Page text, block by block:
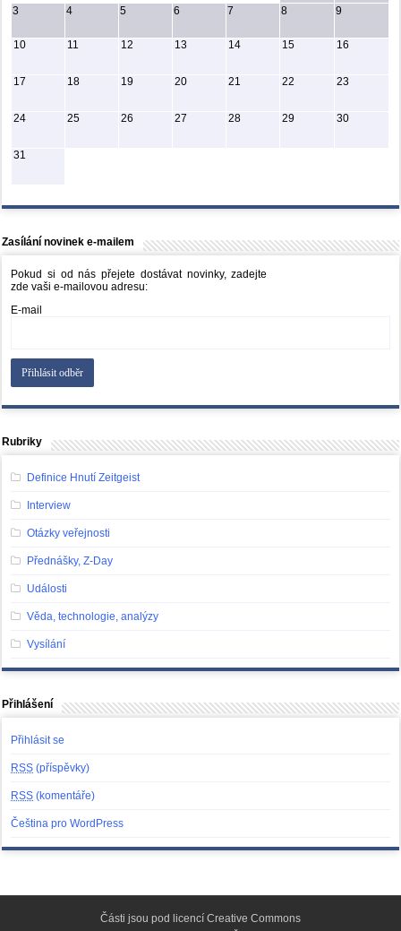
3 4 5 6 7 8 9
10 11 12 13 14 15 16
17 18 19 20 21 22 23
24 25 26 27 28 29 30
31
Zasílání novinek e-mailem
Pokud si od nás přejete dostávat novinky, zadejte
zde vaši e-mailovou adresu:
E-mail
Rubriky
Definice Hnutí Zeitgeist
Interview
Otázky veřejnosti
Přednášky, Z-Day
Události
Věda, technologie, analýzy
Vysílání
Přihlášení
Přihlásit se
RSS (příspěvky)
RSS (komentáře)
Čeština pro WordPress
Části jsou pod licencí Creative Commons